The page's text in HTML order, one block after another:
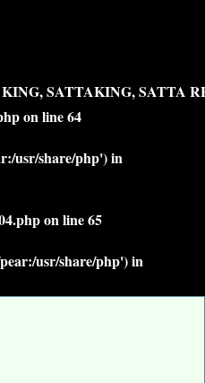
SATTAKING, SATTA
on line64
usr/share/php') in
on line65
usr/share/php') in